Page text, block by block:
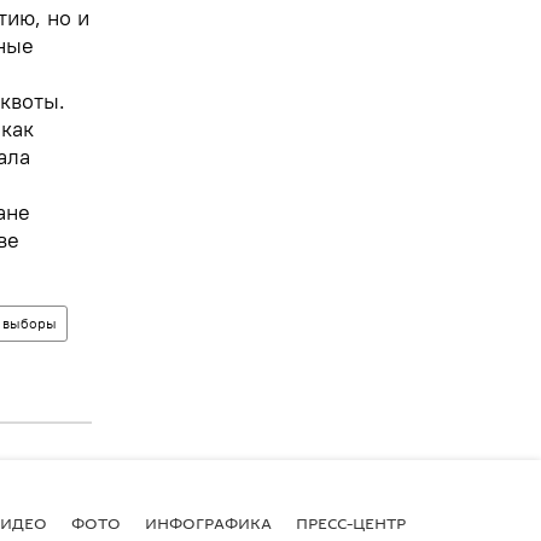
но и
выборы
ФОТО ИНФОГРАФИКА ПРЕСС-ЦЕНТР